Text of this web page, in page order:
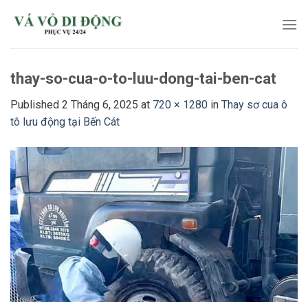
thay-so-cua-o-to-luu-dong-tai-ben-cat
Published 2 Tháng 6, 2025 at 720 × 1280 in Thay sơ cua ô
tô lưu động tại Bến Cát